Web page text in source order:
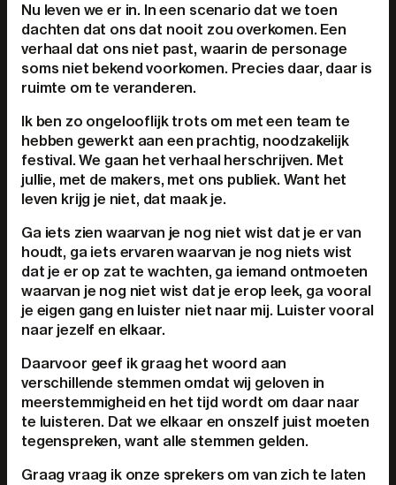
Nu leven we er in. In een scenario dat we toen
dachten dat ons dat nooit zou overkomen. Een
verhaal dat ons niet past, waarin de personage
soms niet bekend voorkomen. Precies daar, daar is
ruimte om te veranderen.
Ik ben zo ongelooflijk trots om met een team te
hebben gewerkt aan een prachtig, noodzakelijk
festival. We gaan het verhaal herschrijven. Met
jullie, met de makers, met ons publiek. Want het
leven krijg je niet, dat maak je.
Ga iets zien waarvan je nog niet wist dat je er van
houdt, ga iets ervaren waarvan je nog niets wist
dat je er op zat te wachten, ga iemand ontmoeten
waarvan je nog niet wist dat je erop leek, ga vooral
je eigen gang en luister niet naar mij. Luister vooral
naar jezelf en elkaar.
Daarvoor geef ik graag het woord aan
verschillende stemmen omdat wij geloven in
meerstemmigheid en het tijd wordt om daar naar
te luisteren. Dat we elkaar en onszelf juist moeten
tegenspreken, want alle stemmen gelden.
Graag vraag ik onze sprekers om van zich te laten